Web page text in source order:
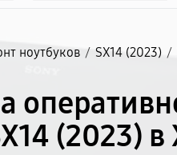
ноутбуков / SX14 (2023) /
(2023)